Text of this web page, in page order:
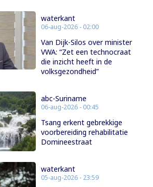
waterkant
06-aug-2026 - 02:00
Van Dijk-Silos over minister
VWA: “Zet een technocraat
die inzicht heeft in de
volksgezondheid”
abc-Suriname
06-aug-2026 - 00:45
Tsang erkent gebrekkige
voorbereiding rehabilitatie
Domineestraat
waterkant
05-aug-2026 - 23:59